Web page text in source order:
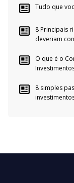
Tudo que
8 Principais
deveriam
O que é o
8 simples